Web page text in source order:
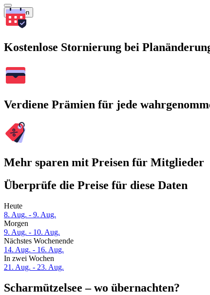
Suchen
Kostenlose Stornierung bei
Verdiene Prämien für jede
Mehr sparen mit Preisen für Mitglieder
Überprüfe die Preise für diese Daten
Heute
8. Aug. - 9. Aug.
Morgen
9. Aug. - 10. Aug.
Nächstes Wochenende
14. Aug. - 16. Aug.
In zwei Wochen
21. Aug. - 23. Aug.
Scharmützelsee – wo übernachten?